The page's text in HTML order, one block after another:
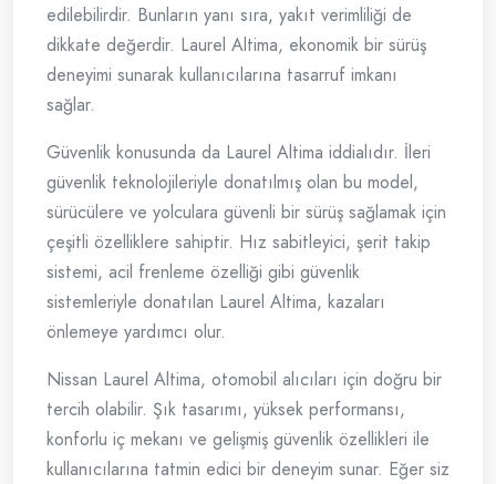
edilebilirdir. Bunların yanı sıra, yakıt verimliliği de
dikkate değerdir. Laurel Altima, ekonomik bir sürüş
deneyimi sunarak kullanıcılarına tasarruf imkanı
sağlar.
Güvenlik konusunda da Laurel Altima iddialıdır. İleri
güvenlik teknolojileriyle donatılmış olan bu model,
sürücülere ve yolculara güvenli bir sürüş sağlamak için
çeşitli özelliklere sahiptir. Hız sabitleyici, şerit takip
sistemi, acil frenleme özelliği gibi güvenlik
sistemleriyle donatılan Laurel Altima, kazaları
önlemeye yardımcı olur.
Nissan Laurel Altima, otomobil alıcıları için doğru bir
tercih olabilir. Şık tasarımı, yüksek performansı,
konforlu iç mekanı ve gelişmiş güvenlik özellikleri ile
kullanıcılarına tatmin edici bir deneyim sunar. Eğer siz